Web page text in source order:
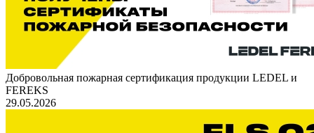
Добровольная пожарная сертификация продукции LEDEL и
FEREKS
29.05.2026